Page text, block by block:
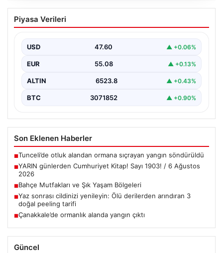
YARIN günlerden Cumhuriyet Kitap!
Sayı 1903! / 6 Ağustos 2026
Piyasa Verileri
USD 47.60 ▲ +0.06%
EUR 55.08 ▲ +0.13%
ALTIN 6523.8 ▲ +0.43%
BTC 3071852 ▲ +0.90%
Son Eklenen Haberler
■Tunceli’de otluk alandan ormana sıçrayan yangın söndürüldü
■YARIN günlerden Cumhuriyet Kitap! Sayı 1903! / 6 Ağustos
2026
■Bahçe Mutfakları ve Şık Yaşam Bölgeleri
■Yaz sonrası cildinizi yenileyin: Ölü derilerden arındıran 3
doğal peeling tarifi
■Çanakkale’de ormanlık alanda yangın çıktı
Güncel